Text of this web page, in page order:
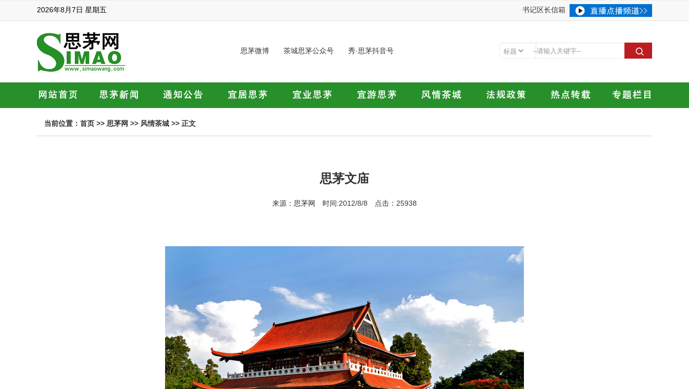
2026年8月7日 星期五 书记区长信箱
思茅微博 茶城思茅公众号 秀·思茅抖音号
当前位置： 首页 >> 思茅网 >> 风情茶城 >> 正文
思茅文庙
来源：思茅网 时间:2012/8/8 点击：25938